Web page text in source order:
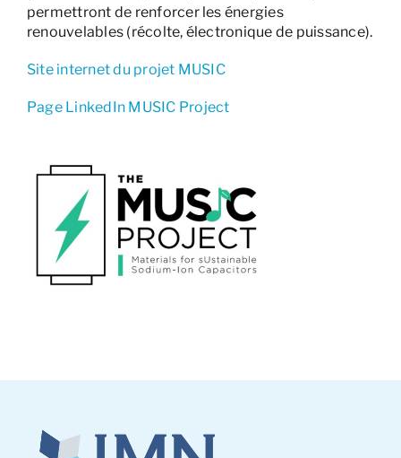
permettront de renforcer les énergies
renouvelables (récolte, électronique de puissance).
Site internet du projet MUSIC
Page LinkedIn MUSIC Project